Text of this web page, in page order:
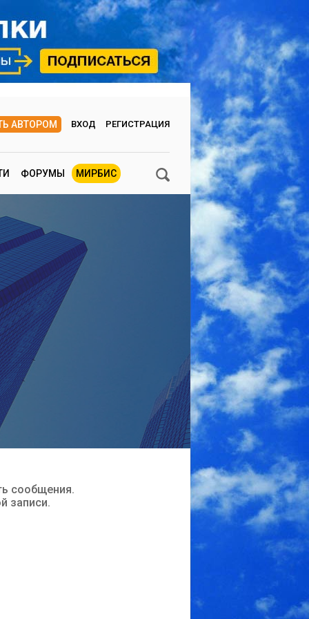
АВТОРОМ ВХОД РЕГИСТРАЦИЯ
ФОРУМЫ МИРБИС
сообщения.
записи.